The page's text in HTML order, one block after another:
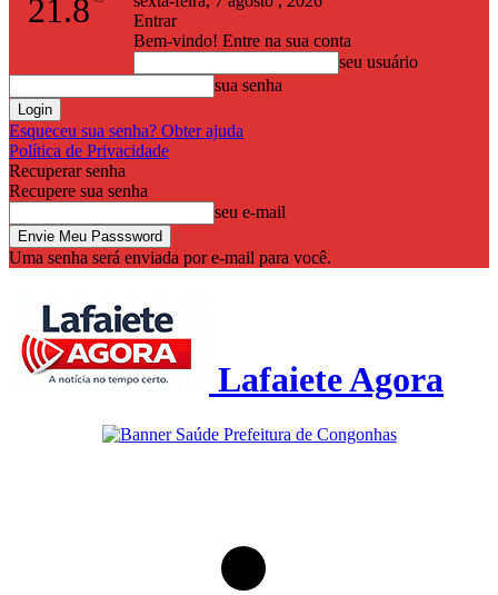
21.8
Entrar
Bem-vindo! Entre na sua conta
seu usuário
sua senha
Esqueceu sua senha? Obter ajuda
Política de Privacidade
Recuperar senha
Recupere sua senha
seu e-mail
Uma senha será enviada por e-mail para você.
Lafaiete Agora